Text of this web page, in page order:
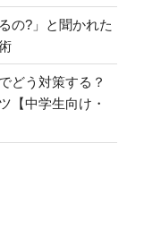
の?」と聞かれた
どう対策する？
【中学生向け・